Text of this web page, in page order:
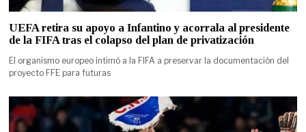
UEFA retira su apoyo a Infantino y acorrala al presidente
de la FIFA tras el colapso del plan de privatización
El organismo europeo intimó a la FIFA a preservar la documentación del
proyecto FFE para futuras